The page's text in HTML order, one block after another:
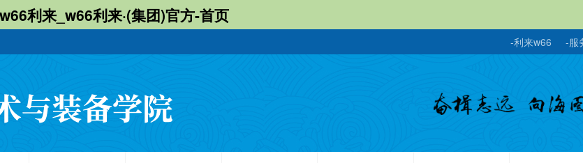
w66利来_w66利来·(集团)官方-首页
-服
-利来w66